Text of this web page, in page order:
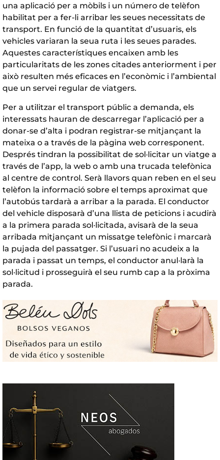
una aplicació per a mòbils i un número de telèfon
habilitat per a fer-li arribar les seues necessitats de
transport. En funció de la quantitat d’usuaris, els
vehicles variaran la seua ruta i les seues parades.
Aquestes característiques encaixen amb les
particularitats de les zones citades anteriorment i per
això resulten més eficaces en l’econòmic i l’ambiental
que un servei regular de viatgers.
Per a utilitzar el transport públic a demanda, els
interessats hauran de descarregar l’aplicació per a
donar-se d’alta i podran registrar-se mitjançant la
mateixa o a través de la pàgina web corresponent.
Després tindran la possibilitat de sol·licitar un viatge a
través de l’app, la web o amb una trucada telefònica
al centre de control. Serà llavors quan reben en el seu
telèfon la informació sobre el temps aproximat que
l’autobús tardarà a arribar a la parada. El conductor
del vehicle disposarà d’una llista de peticions i acudirà
a la primera parada sol·licitada, avisarà de la seua
arribada mitjançant un missatge telefònic i marcarà
la pujada del passatger. Si l’usuari no acudeix a la
parada i passat un temps, el conductor anul·larà la
sol·licitud i prosseguirà el seu rumb cap a la pròxima
parada.